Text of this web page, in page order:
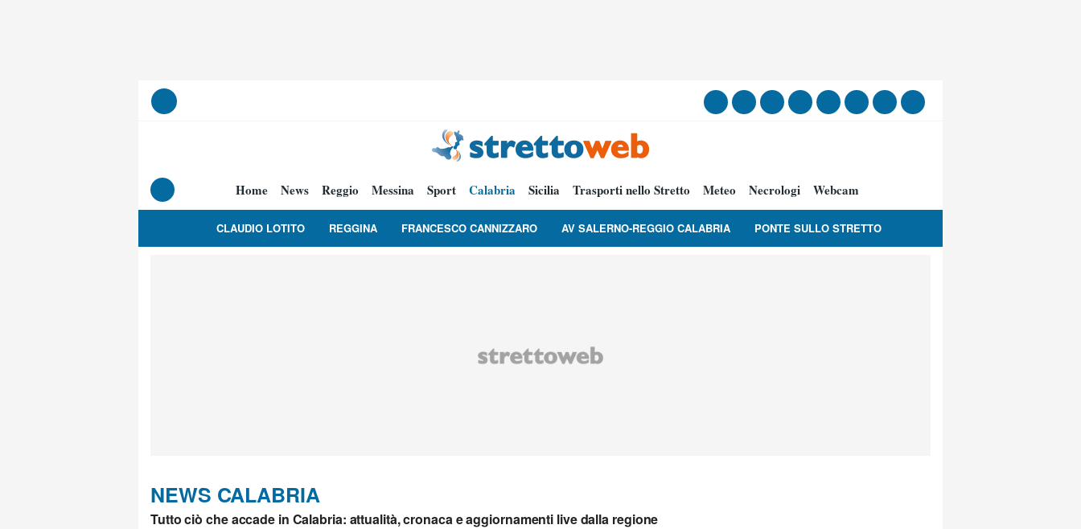
Home News Reggio Messina Sport Calabria Sicilia Trasporti nello Stretto Meteo Necrologi Webcam
CLAUDIO LOTITO REGGINA FRANCESCO CANNIZZARO AV SALERNO-REGGIO CALABRIA PONTE SULLO STRETTO
NEWS CALABRIA
Tutto ciò che accade in Calabria: attualità, cronaca e aggiornamenti live dalla regione